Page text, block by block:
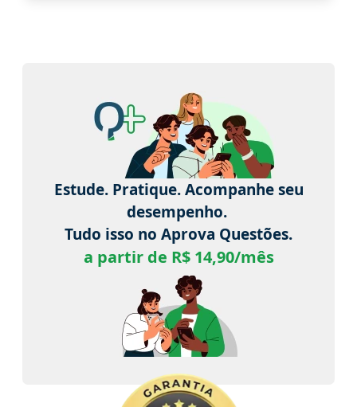
Estude. Pratique. Acompanhe seu
desempenho.
Tudo isso no Aprova Questões.
a partir de R$ 14,90/mês